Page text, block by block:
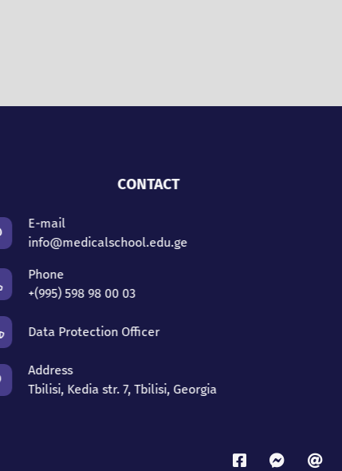
CONTACT
E-mail
info@medicalschool.edu.ge
Phone
+(995) 598 98 00 03
Data Protection Officer
Address
Tbilisi, Kedia str. 7, Tbilisi, Georgia